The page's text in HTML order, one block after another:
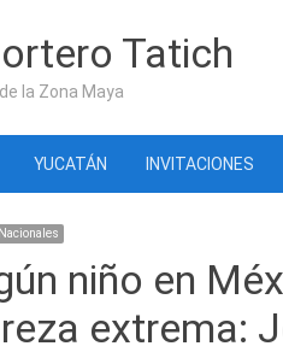
Tatich
la Zona Maya
YUCATÁN INVITACIONES
niño en
extrema: